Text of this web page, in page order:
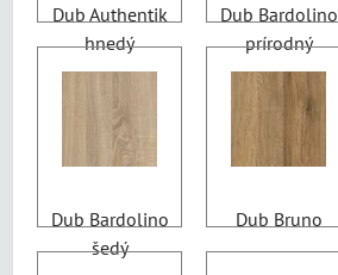
Dub Authentik
hnedý
Dub Bardolino
prírodný
Dub Bardolino
šedý
Dub Bruno